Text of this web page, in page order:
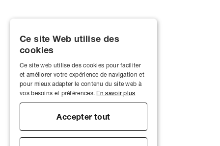
Ce site Web utilise des
cookies
Ce site web utilise des cookies pour faciliter
et améliorer votre expérience de navigation et
pour mieux adapter le contenu du site web à
vos besoins et préférences. En savoir plus
Accepter tout